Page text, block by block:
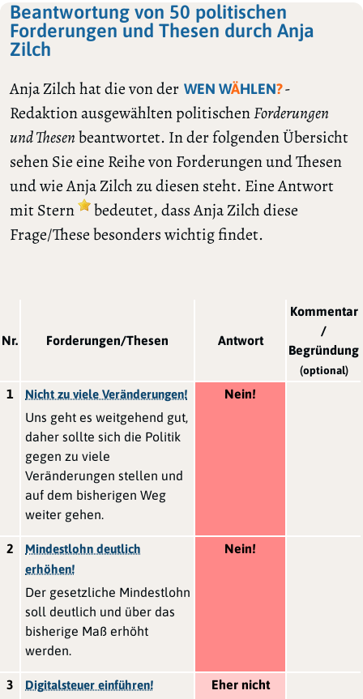
Beantwortung von 50 politischen
Forderungen und Thesen durch Anja
Zilch
Anja Zilch hat die von der WEN WÄHLEN?-
Redaktion ausgewählten politischenForderungen
und Thesenbeantwortet. In der folgenden Übersicht
sehen Sie eine Reihe von Forderungen und Thesen
und wie Anja Zilch zu diesen steht. Eine Antwort
mit Stern
bedeutet, dass Anja Zilch diese
Frage/These besonders wichtig findet.
Nr. Forderungen/Thesen Antwort
Kommentar
/
Begründung
(optional)
1 Nicht zu viele Veränderungen!
Uns geht es weitgehend gut,
daher sollte sich die Politik
gegen zu viele
Veränderungen stellen und
auf dem bisherigen Weg
weiter gehen.
Nein!
2
Mindestlohn deutlich
erhöhen!
Der gesetzliche Mindestlohn
soll deutlich und über das
bisherige Maß erhöht
werden.
Nein!
3 Digitalsteuer einführen! Eher nicht